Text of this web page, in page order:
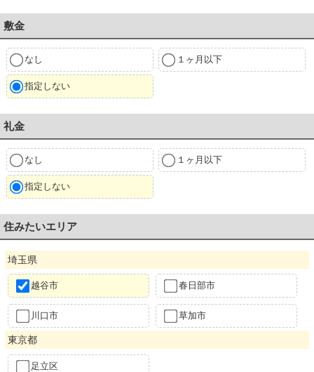
敷金
なし １ヶ月以下
指定しない
礼金
なし １ヶ月以下
指定しない
住みたいエリア
埼玉県
越谷市 春日部市
川口市 草加市
東京都
足立区